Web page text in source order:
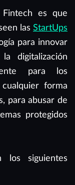
es que
las StartUps
para innovar
digitalización
para los
forma
para abusar de
protegidos
los siguientes